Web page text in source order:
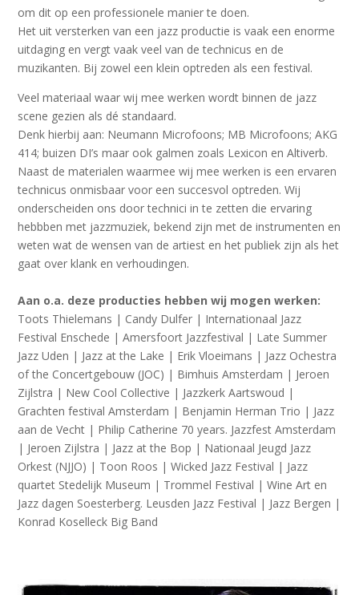
om dit op een professionele manier te doen.
Het uit versterken van een jazz productie is vaak een enorme
uitdaging en vergt vaak veel van de technicus en de
muzikanten. Bij zowel een klein optreden als een festival.
Veel materiaal waar wij mee werken wordt binnen de jazz
scene gezien als dé standaard.
Denk hierbij aan: Neumann Microfoons; MB Microfoons; AKG
414; buizen DI’s maar ook galmen zoals Lexicon en Altiverb.
Naast de materialen waarmee wij mee werken is een ervaren
technicus onmisbaar voor een succesvol optreden. Wij
onderscheiden ons door technici in te zetten die ervaring
hebbben met jazzmuziek, bekend zijn met de instrumenten en
weten wat de wensen van de artiest en het publiek zijn als het
gaat over klank en verhoudingen.
Aan o.a. deze producties hebben wij mogen werken:
Toots Thielemans | Candy Dulfer | Internationaal Jazz
Festival Enschede | Amersfoort Jazzfestival | Late Summer
Jazz Uden | Jazz at the Lake | Erik Vloeimans | Jazz Ochestra
of the Concertgebouw (JOC) | Bimhuis Amsterdam | Jeroen
Zijlstra | New Cool Collective | Jazzkerk Aartswoud |
Grachten festival Amsterdam | Benjamin Herman Trio | Jazz
aan de Vecht | Philip Catherine 70 years. Jazzfest Amsterdam
| Jeroen Zijlstra | Jazz at the Bop | Nationaal Jeugd Jazz
Orkest (NJJO) | Toon Roos | Wicked Jazz Festival | Jazz
quartet Stedelijk Museum | Trommel Festival | Wine Art en
Jazz dagen Soesterberg. Leusden Jazz Festival | Jazz Bergen |
Konrad Koselleck Big Band